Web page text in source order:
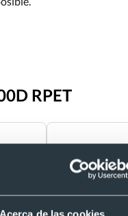
de las cookies
RPET